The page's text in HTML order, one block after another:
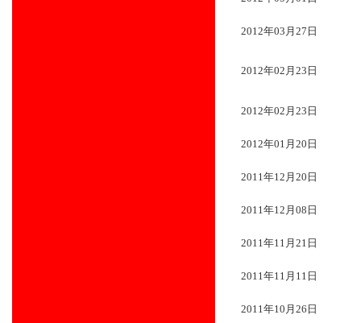
2012年03月27日
2012年02月23日
2012年02月23日
2012年01月20日
2011年12月20日
2011年12月08日
2011年11月21日
2011年11月11日
2011年10月26日